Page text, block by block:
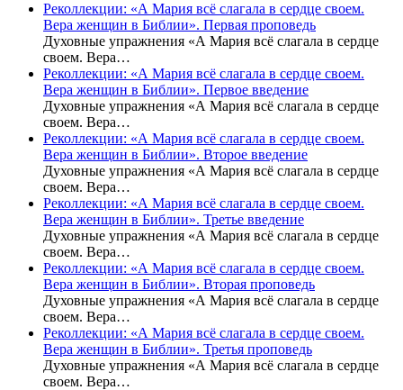
Реколлекции: «А Мария всё слагала в сердце своем.
Вера женщин в Библии». Первая проповедь
Духовные упражнения «А Мария всё слагала в сердце
своем. Вера…
Реколлекции: «А Мария всё слагала в сердце своем.
Вера женщин в Библии». Первое введение
Духовные упражнения «А Мария всё слагала в сердце
своем. Вера…
Реколлекции: «А Мария всё слагала в сердце своем.
Вера женщин в Библии». Второе введение
Духовные упражнения «А Мария всё слагала в сердце
своем. Вера…
Реколлекции: «А Мария всё слагала в сердце своем.
Вера женщин в Библии». Третье введение
Духовные упражнения «А Мария всё слагала в сердце
своем. Вера…
Реколлекции: «А Мария всё слагала в сердце своем.
Вера женщин в Библии». Вторая проповедь
Духовные упражнения «А Мария всё слагала в сердце
своем. Вера…
Реколлекции: «А Мария всё слагала в сердце своем.
Вера женщин в Библии». Третья проповедь
Духовные упражнения «А Мария всё слагала в сердце
своем. Вера…